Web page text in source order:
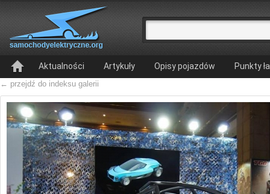
Aktualności Artykuły Opisy pojazdów Punkty
← przejdź do indeksu galerii